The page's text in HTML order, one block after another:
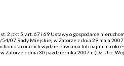
2 pkt 5, art. 67 i 69 Ustawy o gospodarce
54/07 Rady Miejskiej w Zatorze z dnia 29 maja
oraz ich wydzierżawiania lub najmu na
Zatorze z dnia 30 października 2007 r. (Dz. Urz.